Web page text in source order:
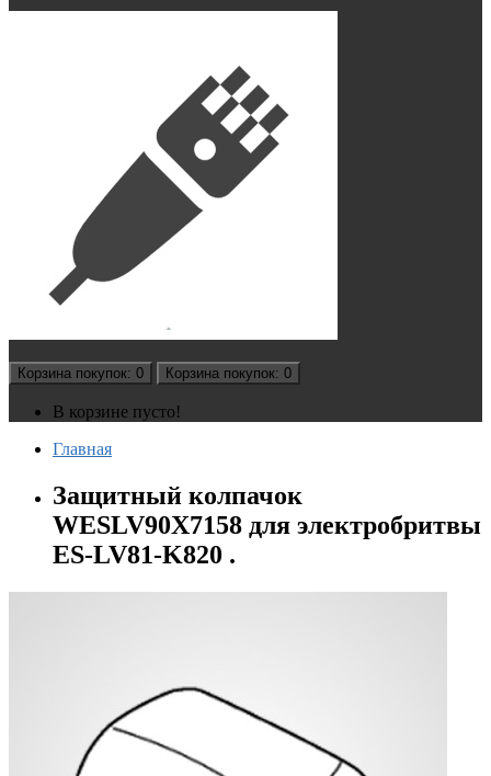
Корзина покупок: 0 Корзина покупок: 0
В корзине пусто!
Главная
Защитный колпачок
WESLV90X7158 для электробритвы
ES-LV81-K820 .